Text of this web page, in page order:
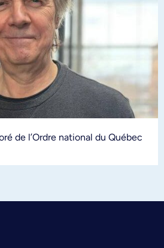
de l’Ordre national du Québec